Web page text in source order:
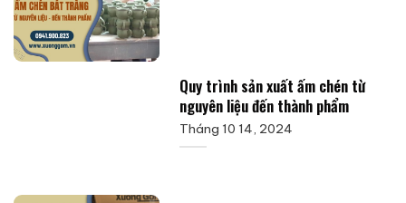
Quy trình sản xuất ấm chén từ
nguyên liệu đến thành phẩm
Tháng 10 14, 2024